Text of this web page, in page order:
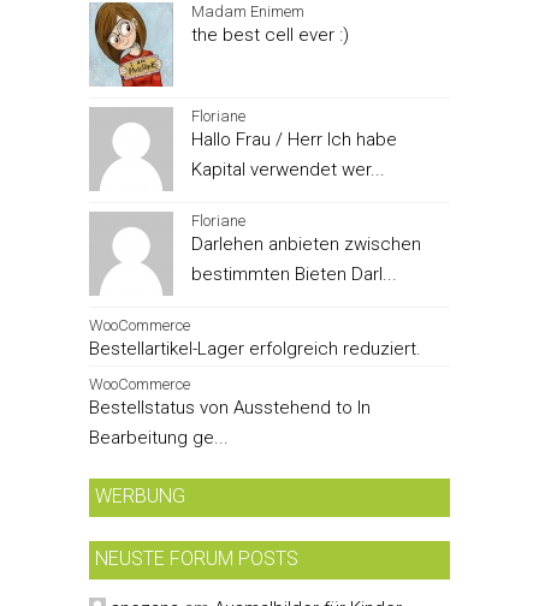
Madam Enimem
the best cell ever :)
Floriane
Hallo Frau / Herr Ich habe
Kapital verwendet wer...
Floriane
Darlehen anbieten zwischen
bestimmten Bieten Darl...
WooCommerce
Bestellartikel-Lager erfolgreich reduziert.
WooCommerce
Bestellstatus von Ausstehend to In
Bearbeitung ge...
WERBUNG
NEUSTE FORUM POSTS